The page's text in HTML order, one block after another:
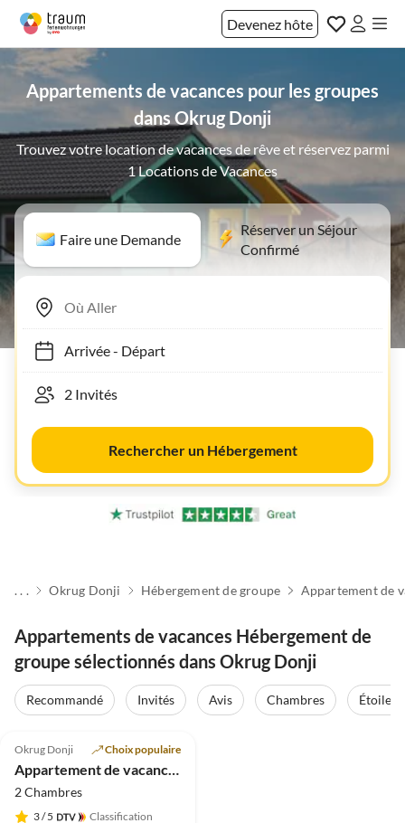
Devenez hôte
Appartements de vacances pour les groupes
dans Okrug Donji
Trouvez votre location de vacances de rêve et réservez parmi
1 Locations de Vacances
Faire une Demande
Réserver un Séjour
Confirmé
Arrivée- Départ
Rechercher un Hébergement
. . . Okrug Donji Hébergement de groupe Appartement de
Appartements de vacances Hébergement de
groupe sélectionnés dans Okrug Donji
Recommandé Invités Avis Chambres
Étoiles
Okrug Donji Choix populaire
Appartement de vacances Kuzmanic 2
2 Chambres
3/ 5
Classification